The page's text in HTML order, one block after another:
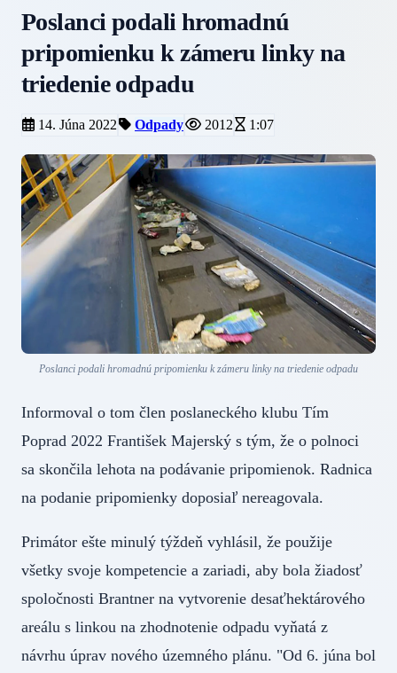
Poslanci podali hromadnú
pripomienku k zámeru linky na
triedenie odpadu
14. Júna 2022 Odpady 2012 1:07
Poslanci podali hromadnú pripomienku k zámeru linky na triedenie odpadu
Informoval o tom člen poslaneckého klubu Tím
Poprad 2022 František Majerský s tým, že o polnoci
sa skončila lehota na podávanie pripomienok. Radnica
na podanie pripomienky doposiaľ nereagovala.
Primátor ešte minulý týždeň vyhlásil, že použije
všetky svoje kompetencie a zariadi, aby bola žiadosť
spoločnosti Brantner na vytvorenie desaťhektárového
areálu s linkou na zhodnotenie odpadu vyňatá z
návrhu úprav nového územného plánu. "Od 6. júna bol